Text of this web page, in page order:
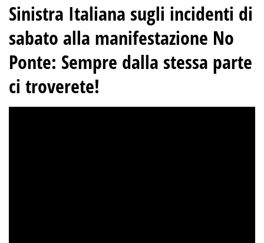
Sinistra Italiana sugli incidenti di
sabato alla manifestazione No
Ponte: Sempre dalla stessa parte
ci troverete!